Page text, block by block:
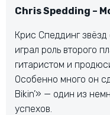
Chris Spedding –
Крис Спеддинг
играл роль второго
гитаристом и
Особенно много он
Bikin’» — один из
успехов.